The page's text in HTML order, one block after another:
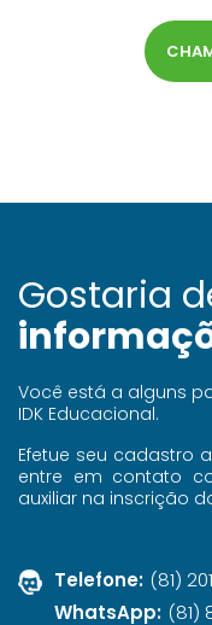
Gostaria
Você está a alguns
IDK Educacional.
Efetue seu cadastro
entre em contato
auxiliar na inscrição
Headset ícone
Telefone: (81)
WhatsApp: (81)